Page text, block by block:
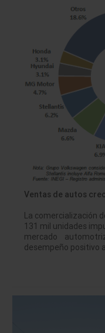
Ventas de autos
La comercialización
131 mil unidades
mercado
desempeño positivo